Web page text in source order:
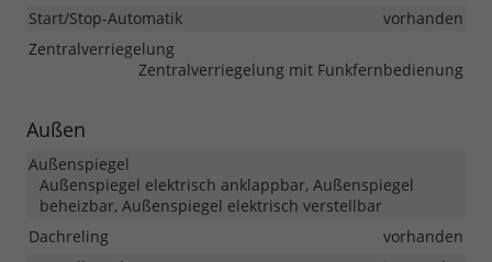
Start/Stop-Automatik
vorhanden
Zentralverriegelung
Zentralverriegelung mit Funkfernbedienung
Außen
Außenspiegel
Außenspiegel elektrisch anklappbar, Außenspiegel
beheizbar, Außenspiegel elektrisch verstellbar
Dachreling
vorhanden